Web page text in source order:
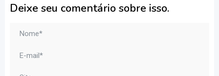
Deixe seu comentário sobre isso.